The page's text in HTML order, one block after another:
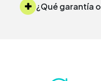
¿Qué